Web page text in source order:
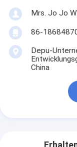
Mrs. Jo Jo
86-
Depu-
China